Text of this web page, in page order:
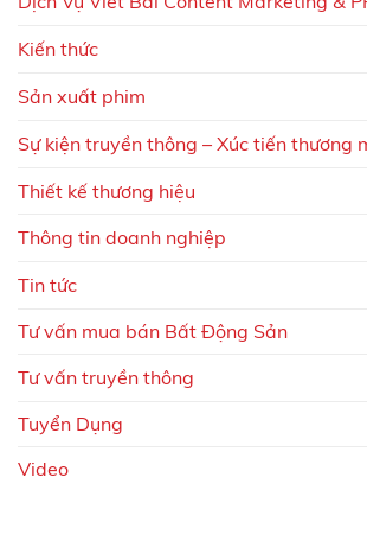
Kiến thức
Sản xuất phim
Sự kiện truyền thông – Xúc tiến thương
Thiết kế thương hiệu
Thông tin doanh nghiệp
Tin tức
Tư vấn mua bán Bất Động Sản
Tư vấn truyền thông
Tuyển Dụng
Video